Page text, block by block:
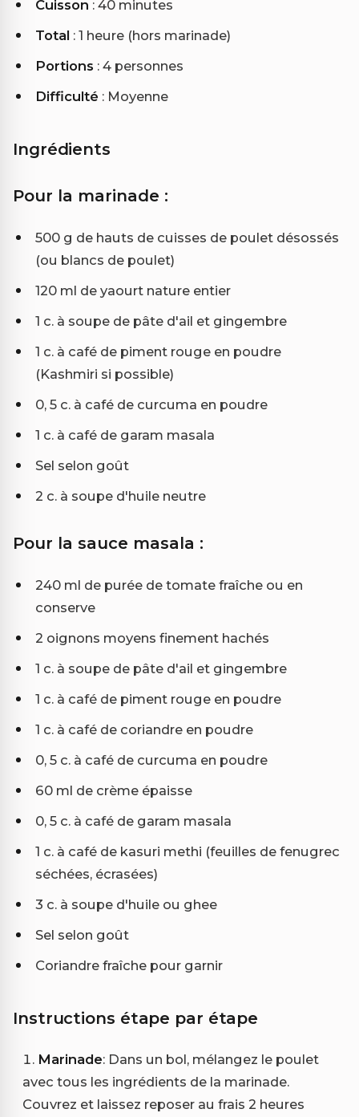
Cuisson : 40 minutes
Total : 1 heure (hors marinade)
Portions : 4 personnes
Difficulté : Moyenne
Ingrédients
Pour la marinade :
500 g de hauts de cuisses de poulet désossés
(ou blancs de poulet)
120 ml de yaourt nature entier
1 c. à soupe de pâte d'ail et gingembre
1 c. à café de piment rouge en poudre
(Kashmiri si possible)
0, 5 c. à café de curcuma en poudre
1 c. à café de garam masala
Sel selon goût
2 c. à soupe d'huile neutre
Pour la sauce masala :
240 ml de purée de tomate fraîche ou en
conserve
2 oignons moyens finement hachés
1 c. à soupe de pâte d'ail et gingembre
1 c. à café de piment rouge en poudre
1 c. à café de coriandre en poudre
0, 5 c. à café de curcuma en poudre
60 ml de crème épaisse
0, 5 c. à café de garam masala
1 c. à café de kasuri methi (feuilles de fenugrec
séchées, écrasées)
3 c. à soupe d'huile ou ghee
Sel selon goût
Coriandre fraîche pour garnir
Instructions étape par étape
Marinade: Dans un bol, mélangez le poulet
avec tous les ingrédients de la marinade.
Couvrez et laissez reposer au frais 2 heures